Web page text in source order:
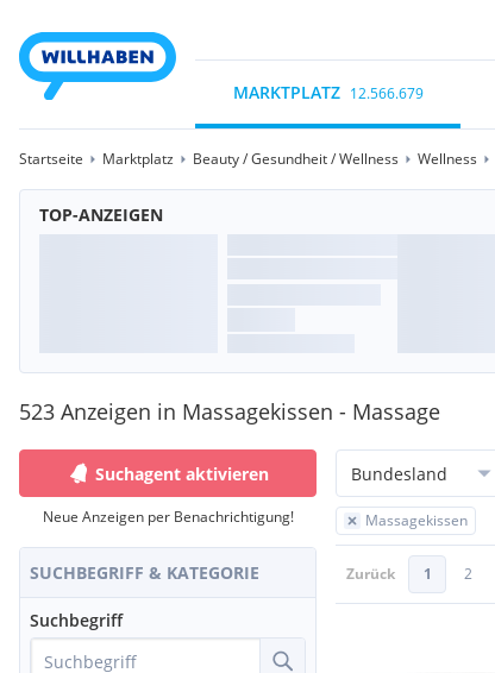
MARKTPLATZ 12.566.679
Startseite Marktplatz Beauty / Gesundheit / Wellness Wellness
TOP-ANZEIGEN
523 Anzeigen in Massagekissen - Massage
Suchagent aktivieren
Neue Anzeigen per Benachrichtigung!
SUCHBEGRIFF & KATEGORIE
Suchbegriff
Bundesland
Massagekissen
Zurück 1 2